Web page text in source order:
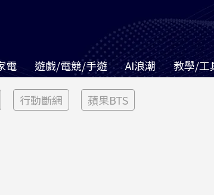
電 遊戲/電競/手遊 AI浪潮 教學/工
行動斷網 蘋果BTS